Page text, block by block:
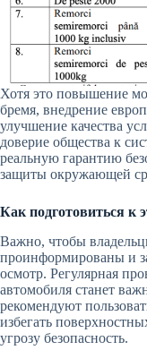
Хотя это повышение
бремя, внедрение
улучшение качества
доверие общества к
реальную гарантию
защиты окружающей
Как подготовиться к
Важно, чтобы
проинформированы и
осмотр. Регулярная
автомобиля станет
рекомендуют
избегать
угрозу безопасность.